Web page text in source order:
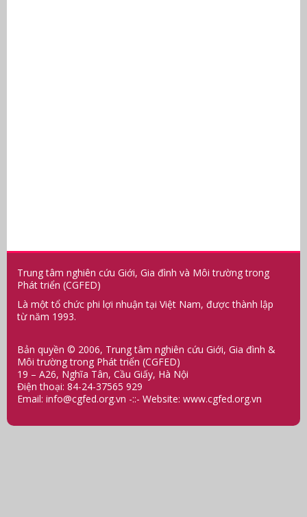
Trung tâm nghiên cứu Giới, Gia đình và Môi trường trong
Phát triển (CGFED)
Là một tổ chức phi lợi nhuận tại Việt Nam, được thành lập
từ năm 1993.
Bản quyền © 2006, Trung tâm nghiên cứu Giới, Gia đình &
Môi trường trong Phát triển (CGFED)
19 – A26, Nghĩa Tân, Cầu Giấy, Hà Nội
Điện thoại: 84-24-37565 929
Email: info@cgfed.org.vn -::- Website: www.cgfed.org.vn